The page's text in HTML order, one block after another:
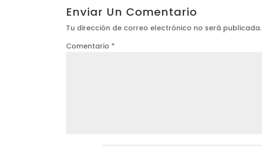
Enviar Un Comentario
Tu dirección de correo electrónico no será publicada.
Comentario *